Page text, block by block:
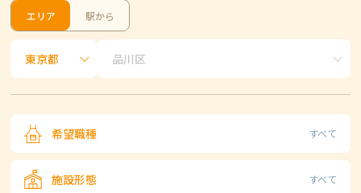
エリア 駅から
希望職種 すべて
施設形態 すべて